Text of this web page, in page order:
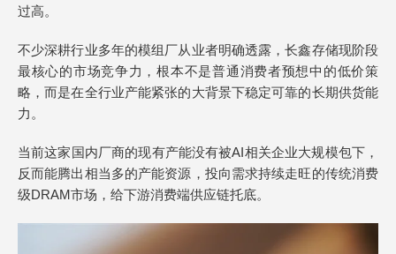
过高。
不少深耕行业多年的模组厂从业者明确透露，长鑫存储现阶段
最核心的市场竞争力，根本不是普通消费者预想中的低价策
略，而是在全行业产能紧张的大背景下稳定可靠的长期供货能
力。
当前这家国内厂商的现有产能没有被AI相关企业大规模包下，
反而能腾出相当多的产能资源，投向需求持续走旺的传统消费
级DRAM市场，给下游消费端供应链托底。